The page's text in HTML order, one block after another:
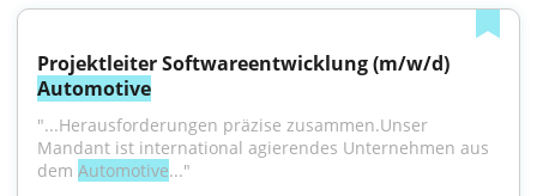
Automotive
"...Herausforderungen präzise zusammen.Unser
Mandant ist international agierendes Unternehmen aus
dem Automotive..."